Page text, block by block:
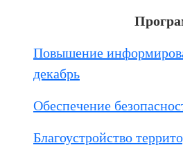
Повышение
декабрь
Обеспечение
Благоустройство